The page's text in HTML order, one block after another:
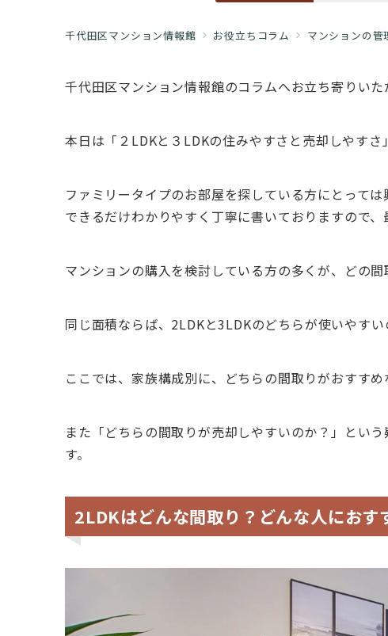
千代田区マンション情報館 お役立ちコラム マンションの管
千代田区マンション情報館のコラムへお立ち寄りいた
本日は「２LDKと３LDKの住みやすさと売却しやすさ
ファミリータイプのお部屋を探している方にとっ
できるだけわかりやすく丁寧に書いておりますので、
マンションの購入を検討している方の多くが、どの
同じ面積ならば、2LDKと3LDKのどちらが使いやすい
ここでは、家族構成別に、どちらの間取りがおすす
また「どちらの間取りが売却しやすいのか？」とい
す。
2LDKはどんな間取り？どんな人におす